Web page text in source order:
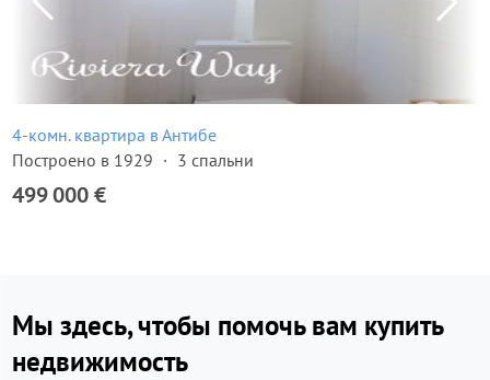
4-комн. квартира в Антибе
Построено в 1929
3 спальни
499 000 €
Мы здесь, чтобы помочь вам купить
недвижимость